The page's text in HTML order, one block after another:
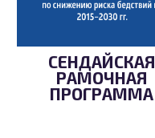
СЕНДАЙСКАЯ
РАМОЧНАЯ
ПРОГРАММА